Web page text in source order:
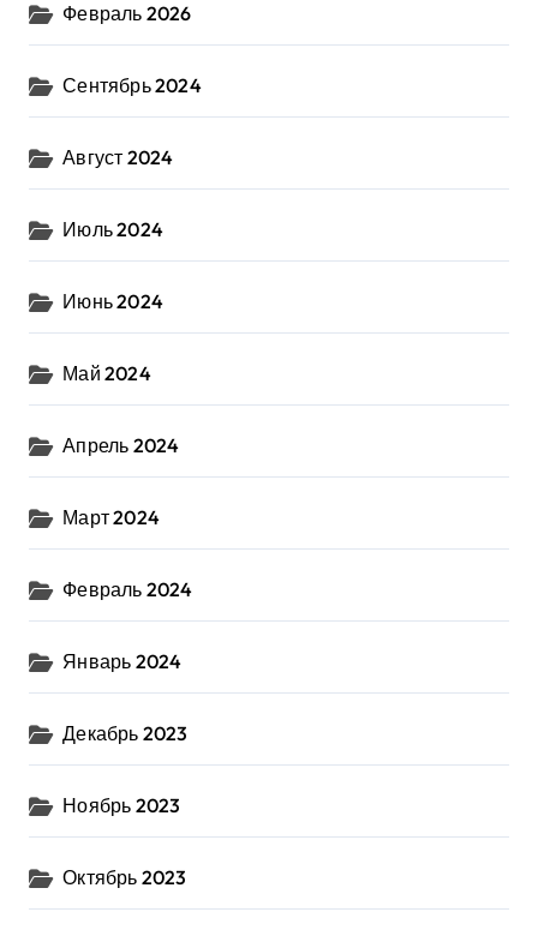
Февраль 2026
Сентябрь 2024
Август 2024
Июль 2024
Июнь 2024
Май 2024
Апрель 2024
Март 2024
Февраль 2024
Январь 2024
Декабрь 2023
Ноябрь 2023
Октябрь 2023